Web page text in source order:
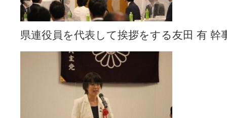
県連役員を代表して挨拶をする友田 有 幹